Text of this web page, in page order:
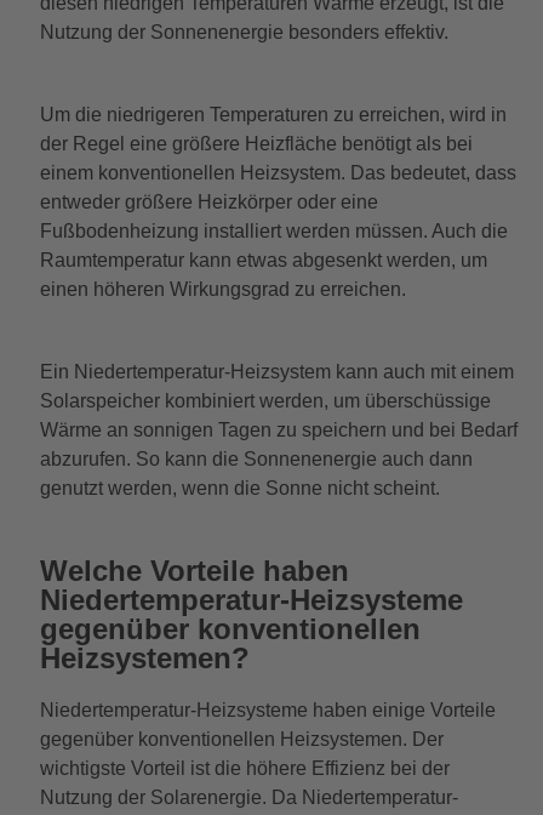
Nutzung der Sonnenenergie besonders effektiv.
Um die niedrigeren Temperaturen zu erreichen, wird in
der Regel eine größere Heizfläche benötigt als bei
einem konventionellen Heizsystem. Das bedeutet, dass
entweder größere Heizkörper oder eine
Fußbodenheizung installiert werden müssen. Auch die
Raumtemperatur kann etwas abgesenkt werden, um
einen höheren Wirkungsgrad zu erreichen.
Ein Niedertemperatur-Heizsystem kann auch mit einem
Solarspeicher kombiniert werden, um überschüssige
Wärme an sonnigen Tagen zu speichern und bei Bedarf
abzurufen. So kann die Sonnenenergie auch dann
genutzt werden, wenn die Sonne nicht scheint.
Welche Vorteile haben
Niedertemperatur-Heizsysteme
gegenüber konventionellen
Heizsystemen?
Niedertemperatur-Heizsysteme haben einige Vorteile
gegenüber konventionellen Heizsystemen. Der
wichtigste Vorteil ist die höhere Effizienz bei der
Nutzung der Solarenergie. Da Niedertemperatur-